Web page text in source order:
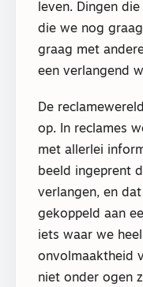
leven. Dingen
die we nog
graag met
een verlangend
De
op. In reclames
met allerlei
beeld ingeprent
verlangen, en
gekoppeld aan
iets waar we
onvolmaaktheid
niet onder ogen